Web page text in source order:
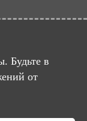
Будьте в
от